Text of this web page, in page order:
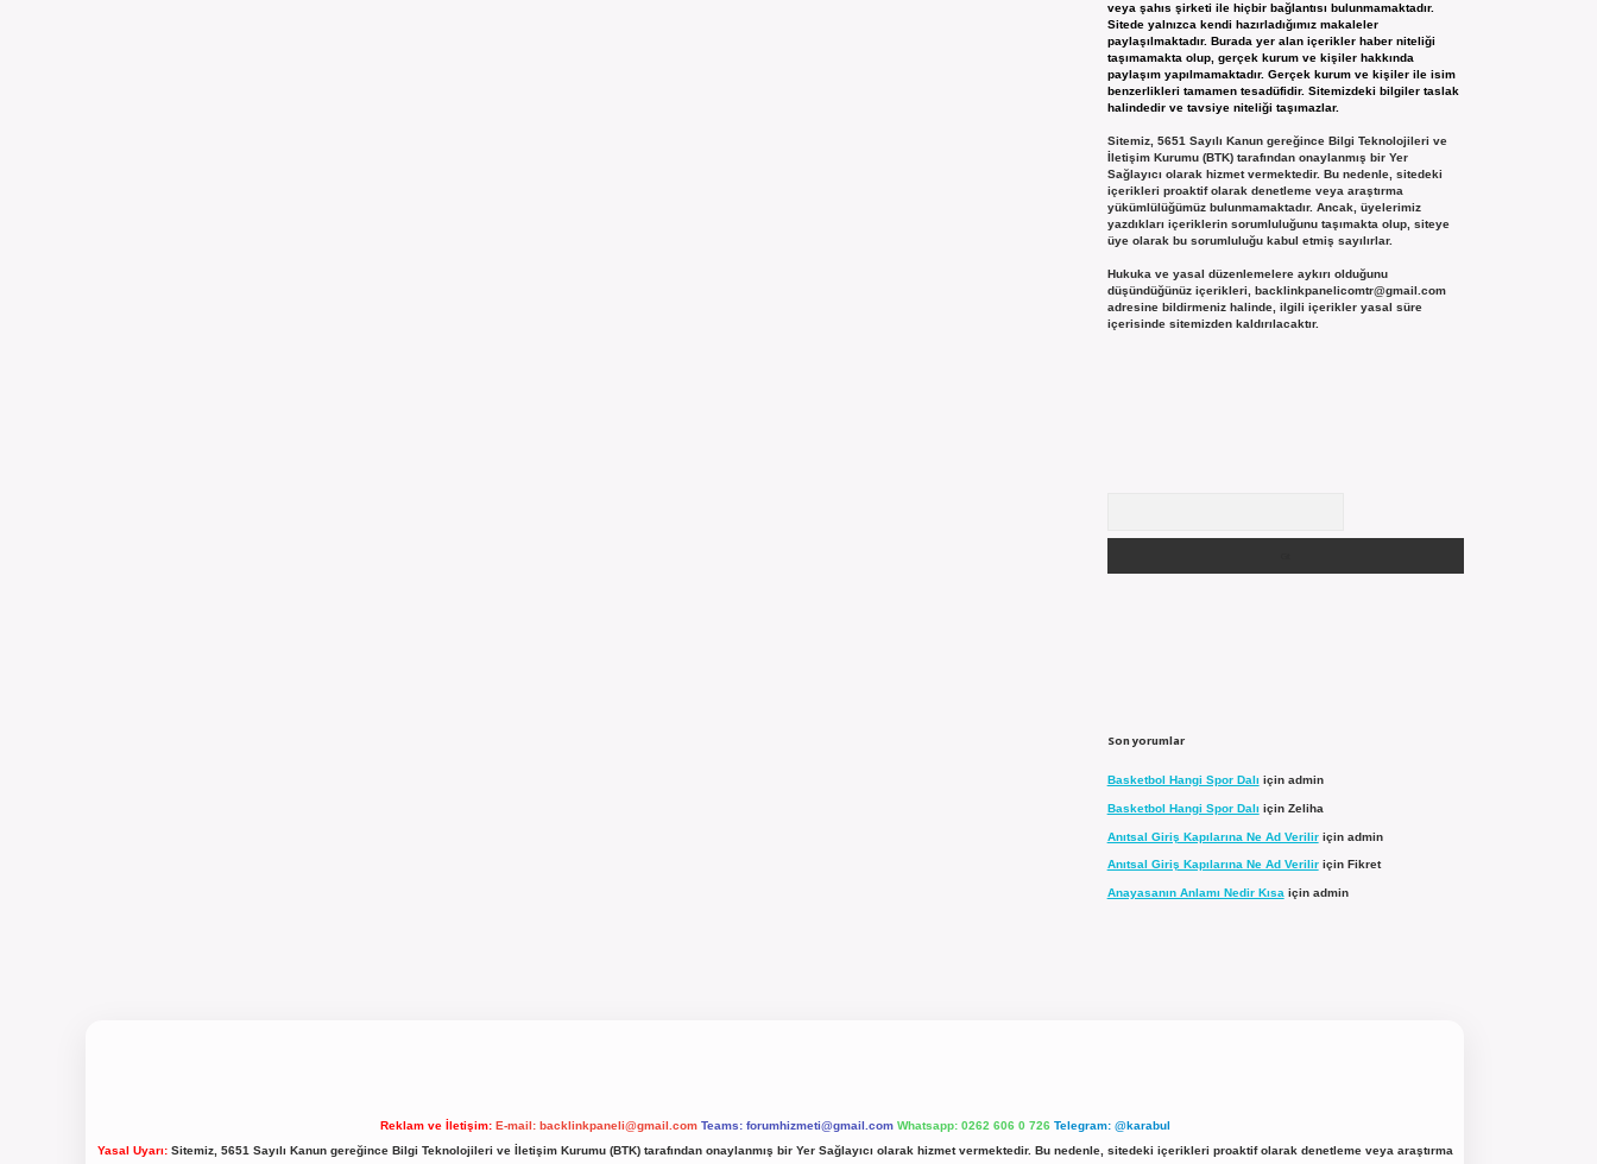
veya şahıs şirketi ile hiçbir bağlantısı bulunmamaktadır.
Sitede yalnızca kendi hazırladığımız makaleler
paylaşılmaktadır. Burada yer alan içerikler haber niteliği
taşımamakta olup, gerçek kurum ve kişiler hakkında
paylaşım yapılmamaktadır. Gerçek kurum ve kişiler ile isim
benzerlikleri tamamen tesadüfidir. Sitemizdeki bilgiler taslak
halindedir ve tavsiye niteliği taşımazlar.
Sitemiz, 5651 Sayılı Kanun gereğince Bilgi Teknolojileri ve
İletişim Kurumu (BTK) tarafından onaylanmış bir Yer
Sağlayıcı olarak hizmet vermektedir. Bu nedenle, sitedeki
içerikleri proaktif olarak denetleme veya araştırma
yükümlülüğümüz bulunmamaktadır. Ancak, üyelerimiz
yazdıkları içeriklerin sorumluluğunu taşımakta olup, siteye
üye olarak bu sorumluluğu kabul etmiş sayılırlar.
Hukuka ve yasal düzenlemelere aykırı olduğunu
düşündüğünüz içerikleri, backlinkpanelicomtr@gmail.com
adresine bildirmeniz halinde, ilgili içerikler yasal süre
içerisinde sitemizden kaldırılacaktır.
Son yorumlar
Basketbol Hangi Spor Dalı için admin
Basketbol Hangi Spor Dalı için Zeliha
Anıtsal Giriş Kapılarına Ne Ad Veriliriçin admin
Anıtsal Giriş Kapılarına Ne Ad Veriliriçin Fikret
Anayasanın Anlamı Nedir Kısa için admin
Reklam ve İletişim: E-mail: backlinkpaneli@gmail.com Teams: forumhizmeti@gmail.com Whatsapp: 0262 606 0 726 Telegram: @karabul
Yasal Uyarı:Sitemiz, 5651 Sayılı Kanun gereğince Bilgi Teknolojileri ve İletişim Kurumu (BTK) tarafından onaylanmış bir Yer Sağlayıcı olarak hizmet vermektedir. Bu nedenle, sitedeki içerikleri proaktif olarak denetleme veya araştırma